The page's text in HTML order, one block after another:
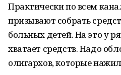
Практически по всем
призывают собрать
больных детей. На это у
хватает средств. Надо
олигархов, которые